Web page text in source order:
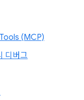
(MCP)
디버그